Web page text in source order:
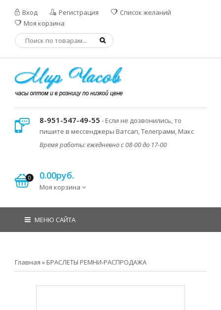
Вход Регистрация
Список желаний
Моя корзина
8-951-547-49-55 - Если не дозвонились, то
пишите в мессенджеры Ватсап, Телеграмм, Макс
Время работы: ежедневно с 08-00 до 17-00
0 0.00руб.
Моя корзина
МЕНЮ САЙТА
Главная » БРАСЛЕТЫ РЕМНИ-РАСПРОДАЖА